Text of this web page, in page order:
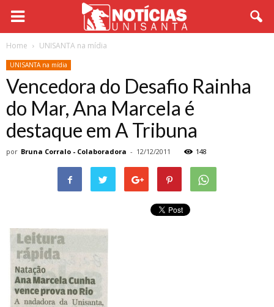
Home UNISANTA na mídia
UNISANTA na mídia
Vencedora do Desafio Rainha
do Mar, Ana Marcela é
destaque em A Tribuna
por Bruna Corralo - Colaboradora - 12/12/2011 148